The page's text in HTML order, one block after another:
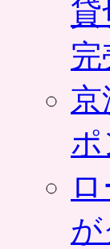
貸
完
京